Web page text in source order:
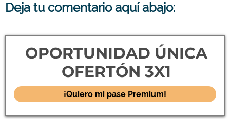
Deja tu comentario aquí abajo:
OPORTUNIDAD ÚNICA
OFERTÓN 3X1
¡Quiero mi pase Premium!